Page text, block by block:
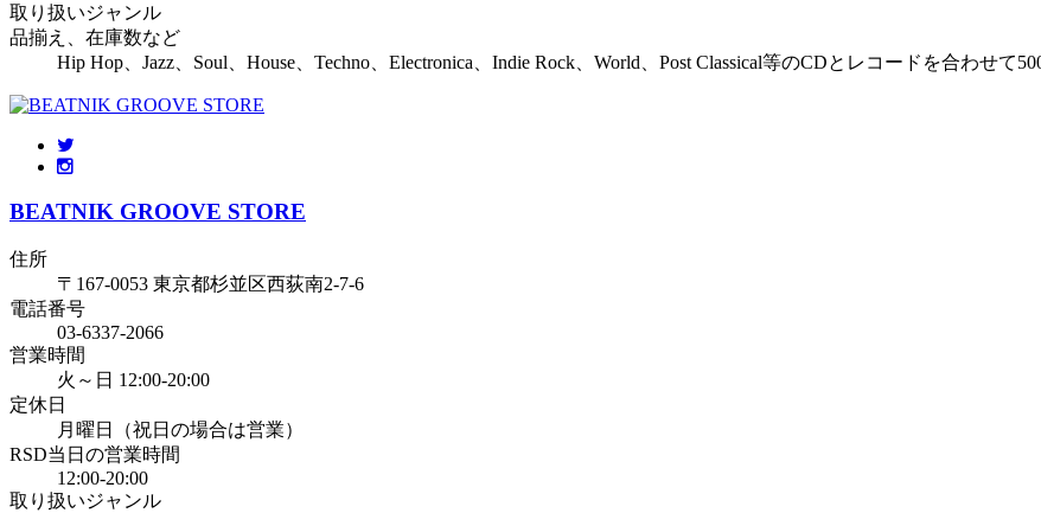
取り扱いジャンル
品揃え、在庫数など
Hip Hop、Jazz、Soul、House、Techno、Electronica、Indie Rock、World、Post Classical等のCDとレコードを合わせて
BEATNIK GROOVE STORE
住所
〒167-0053 東京都杉並区西荻南2-7-6
電話番号
03-6337-2066
営業時間
火～日 12:00-20:00
定休日
月曜日（祝日の場合は営業）
RSD当日の営業時間
12:00-20:00
取り扱いジャンル